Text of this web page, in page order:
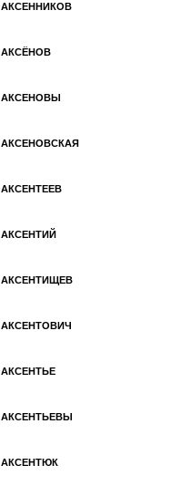
АКСЕННИКОВ
АКСЁНОВ
АКСЕНОВЫ
АКСЕНОВСКАЯ
АКСЕНТЕЕВ
АКСЕНТИЙ
АКСЕНТИЩЕВ
АКСЕНТОВИЧ
АКСЕНТЬЕ
АКСЕНТЬЕВЫ
АКСЕНТЮК